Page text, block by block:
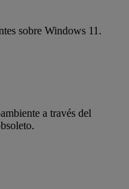
sobre Windows 11.
a través del